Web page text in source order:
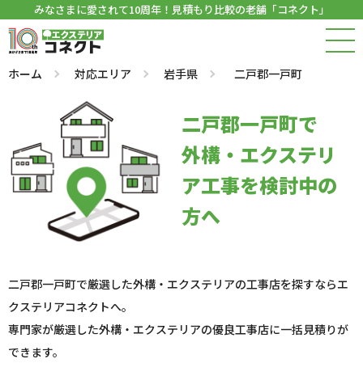
みなさまに愛されて10周年！見積もり比較の老舗「コネクト」
ホーム 対応エリア 岩手県 二戸郡一戸町
二戸郡一戸町で
外構・エクステリ
ア工事を検討中の
方へ
二戸郡一戸町で厳選した外構・エクステリアの工事店を探すならエ
クステリアコネクトへ。
専門家が厳選した外構・エクステリアの優良工事店に一括見積りが
できます。